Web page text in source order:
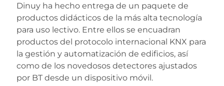
Dinuy ha hecho entrega de un paquete de
productos didácticos de la más alta tecnología
para uso lectivo. Entre ellos se encuadran
productos del protocolo internacional KNX para
la gestión y automatización de edificios, así
como de los novedosos detectores ajustados
por BT desde un dispositivo móvil.